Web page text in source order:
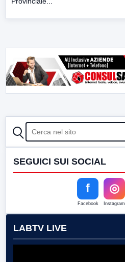
CERCA
SEGUICI SUI SOCIAL
f
Facebook
◎
Instagram
LABTV LIVE